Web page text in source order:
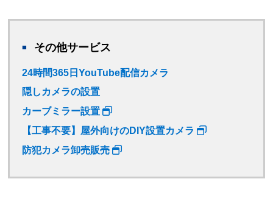
その他サービス
24時間365日YouTube配信カメラ
隠しカメラの設置
カーブミラー設置
【工事不要】屋外向けのDIY設置カメラ
防犯カメラ卸売販売